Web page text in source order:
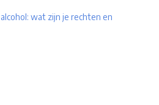
wat zijn je rechten en